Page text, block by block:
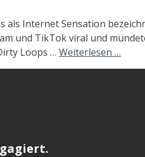
als Internet Sensation
und TikTok viral und
Loops … Weiterlesen …